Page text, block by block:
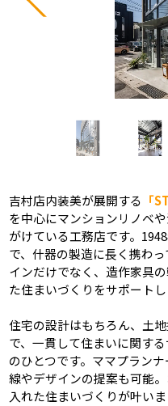
吉村店内装美が展開する 「
を中心にマンションリノベ
がけている工務店です。
で、什器の製造に長く携わ
インだけでなく、造作家具
た住まいづくりをサポートし
住宅の設計はもちろん、土
で、一貫して住まいに関す
のひとつです。ママプラン
線やデザインの提案も可能
入れた住まいづくりが叶いま